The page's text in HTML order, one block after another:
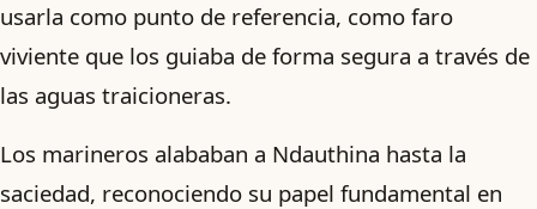
usarla como punto de referencia, como faro
viviente que los guiaba de forma segura a través de
las aguas traicioneras.
Los marineros alababan a Ndauthina hasta la
saciedad, reconociendo su papel fundamental en